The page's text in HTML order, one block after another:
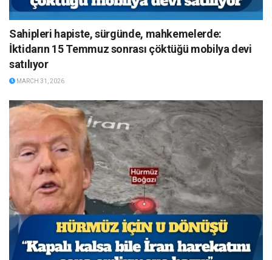
Sahipleri hapiste, sürgünde, mahkemelerde:
İktidarın 15 Temmuz sonrası çöktüğü mobilya devi
satılıyor
MARCH 31, 2026